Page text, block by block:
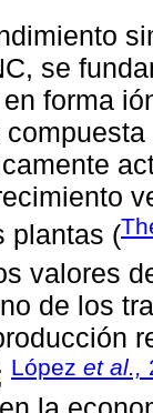
se
forma
plantas (
valores
de los
López et al.,